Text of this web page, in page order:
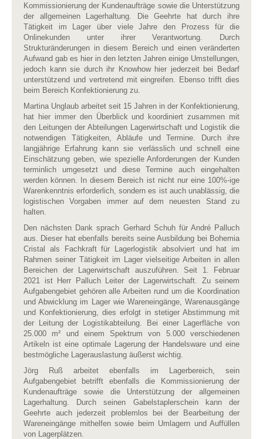
Kommissionierung der Kundenaufträge sowie die Unterstützung
der allgemeinen Lagerhaltung. Die Geehrte hat durch ihre
Tätigkeit im Lager über viele Jahre den Prozess für die
Onlinekunden unter ihrer Verantwortung. Durch
Strukturänderungen in diesem Bereich und einen veränderten
Aufwand gab es hier in den letzten Jahren einige Umstellungen,
jedoch kann sie durch ihr Knowhow hier jederzeit bei Bedarf
unterstützend und vertretend mit eingreifen. Ebenso trifft dies
beim Bereich Konfektionierung zu.
Martina Unglaub arbeitet seit 15 Jahren in der Konfektionierung,
hat hier immer den Überblick und koordiniert zusammen mit
den Leitungen der Abteilungen Lagerwirtschaft und Logistik die
notwendigen Tätigkeiten, Abläufe und Termine. Durch ihre
langjährige Erfahrung kann sie verlässlich und schnell eine
Einschätzung geben, wie spezielle Anforderungen der Kunden
terminlich umgesetzt und diese Termine auch eingehalten
werden können. In diesem Bereich ist nicht nur eine 100%-ige
Warenkenntnis erforderlich, sondern es ist auch unablässig, die
logistischen Vorgaben immer auf dem neuesten Stand zu
halten.
Den nächsten Dank sprach Gerhard Schuh für André Palluch
aus. Dieser hat ebenfalls bereits seine Ausbildung bei Bohemia
Cristal als Fachkraft für Lagerlogistik absolviert und hat im
Rahmen seiner Tätigkeit im Lager vielseitige Arbeiten in allen
Bereichen der Lagerwirtschaft auszuführen. Seit 1. Februar
2021 ist Herr Palluch Leiter der Lagerwirtschaft. Zu seinem
Aufgabengebiet gehören alle Arbeiten rund um die Koordination
und Abwicklung im Lager wie Wareneingänge, Warenausgänge
und Konfektionierung, dies erfolgt in stetiger Abstimmung mit
der Leitung der Logistikabteilung. Bei einer Lagerfläche von
25.000 m² und einem Spektrum von 5.000 verschiedenen
Artikeln ist eine optimale Lagerung der Handelsware und eine
bestmögliche Lagerauslastung äußerst wichtig.
Jörg Ruß arbeitet ebenfalls im Lagerbereich, sein
Aufgabengebiet betrifft ebenfalls die Kommissionierung der
Kundenaufträge sowie die Unterstützung der allgemeinen
Lagerhaltung. Durch seinen Gabelstaplerschein kann der
Geehrte auch jederzeit problemlos bei der Bearbeitung der
Wareneingänge mithelfen sowie beim Umlagern und Auffüllen
von Lagerplätzen.